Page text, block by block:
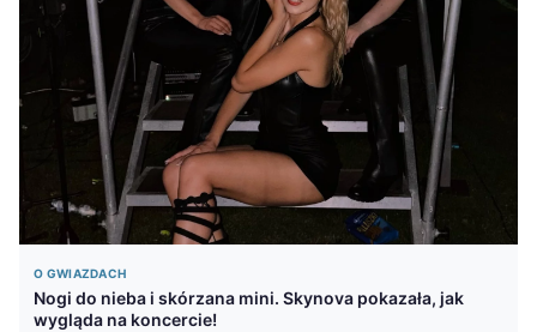
O GWIAZDACH
Nogi do nieba i skórzana mini. Skynova pokazała, jak
wygląda na koncercie!